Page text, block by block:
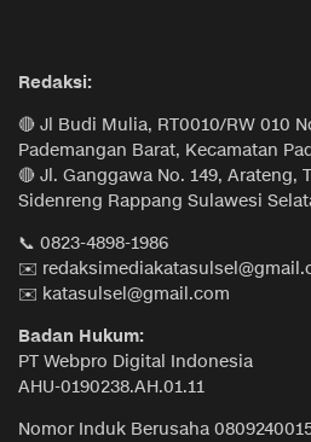
Redaksi:
🔴 Jl Budi Mulia, RT0010/RW 010
Pademangan Barat, Kecamatan
🔴 Jl. Ganggawa No. 149, Arateng,
Sidenreng Rappang Sulawesi
📞 0823-4898-1986
✉️
✉️ katasulsel@gmail.com
Badan Hukum:
PT Webpro Digital Indonesia
AHU-0190238.AH.01.11
Nomor Induk Berusaha